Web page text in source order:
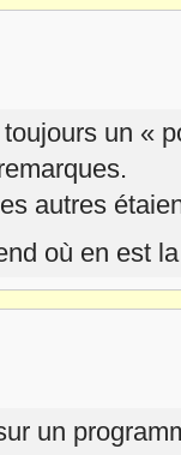
un «
autres
où en est
un